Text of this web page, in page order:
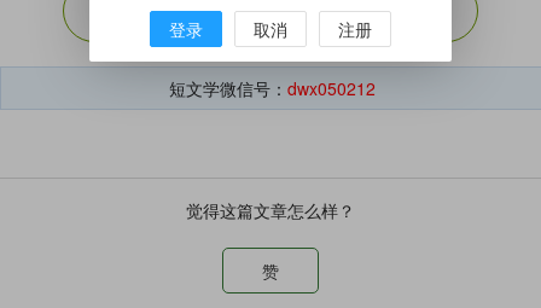
便又降落下来，仍然在小沟里散步，它们一般不会走上那条
小路，仿佛它们也知道，那是留给人畜行走的。
那时候，我最喜欢的还是下雨天，僵硬的泥土一下子变
我们跑啊、追啊、笑啊。大人们坐在屋檐下聊着轻松的话
题，国家大事、村里新闻、还有各种马路消息，偶尔有个婶
吼：“你个臭崽子，刚给你换过衣服啦！”我们在原地稍停片
刻后，随即又在雨中荡漾开了。
展开剩余（65%）
短文学微信号： dwx050212
觉得这篇文章怎么样？
赞
登录 取消 注册